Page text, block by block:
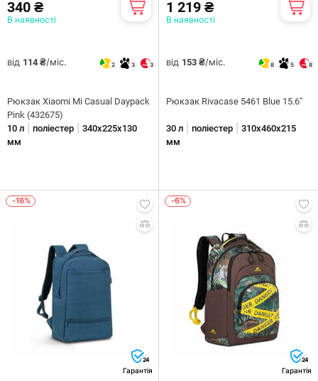
340 ₴
В наявності
від 114 ₴/міс. 2 3 3
Рюкзак Xiaomi Mi Casual Daypack
Pink (432675)
10 л
поліестер
340х225х130
мм
1 219 ₴
В наявності
від 153 ₴/міс. 8 5 8
Рюкзак Rivacase 5461 Blue 15.6"
30 л поліестер
310х460х215
мм
-16%
24
Гарантія
-6%
24
Гарантія